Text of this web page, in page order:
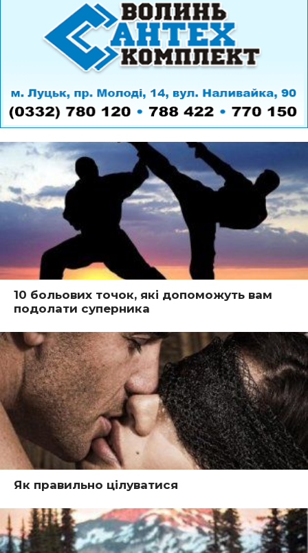
10 больових точок, які допоможуть вам
подолати суперника
Як правильно цілуватися